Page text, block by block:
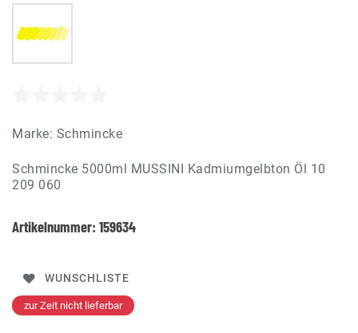
Marke: Schmincke
Schmincke 5000ml MUSSINI Kadmiumgelbton Öl 10
209 060
Artikelnummer: 159634
WUNSCHLISTE
zur Zeit nicht lieferbar